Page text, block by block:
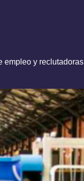
empleo y reclutadoras